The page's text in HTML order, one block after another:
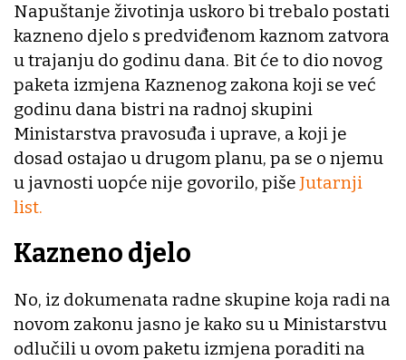
Napuštanje životinja uskoro bi trebalo postati
kazneno djelo s predviđenom kaznom zatvora
u trajanju do godinu dana. Bit će to dio novog
paketa izmjena Kaznenog zakona koji se već
godinu dana bistri na radnoj skupini
Ministarstva pravosuđa i uprave, a koji je
dosad ostajao u drugom planu, pa se o njemu
u javnosti uopće nije govorilo, piše Jutarnji
list.
Kazneno djelo
No, iz dokumenata radne skupine koja radi na
novom zakonu jasno je kako su u Ministarstvu
odlučili u ovom paketu izmjena poraditi na